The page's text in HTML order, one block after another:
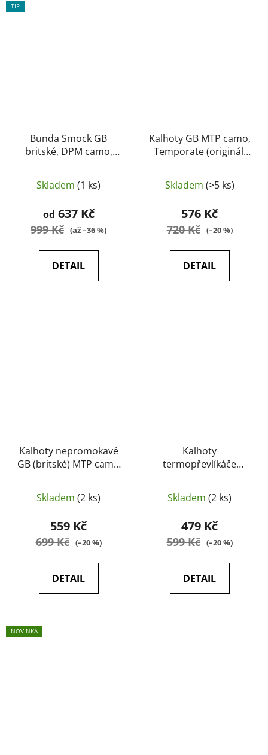
TIP
Bunda Smock GB
britské, DPM camo,
jako nové
Skladem (1 ks)
od 637 Kč
999 Kč (až –36 %)
DETAIL
Kalhoty GB MTP camo,
Temporate (originál,
Skladem (>5 ks)
576 Kč
720 Kč (–20 %)
DETAIL
Kalhoty nepromokavé
GB (britské) MTP camo
Skladem (2 ks)
559 Kč
699 Kč (–20 %)
DETAIL
Kalhoty
termopřevlíkáče
nové
Skladem (2 ks)
479 Kč
599 Kč (–20 %)
DETAIL
NOVINKA